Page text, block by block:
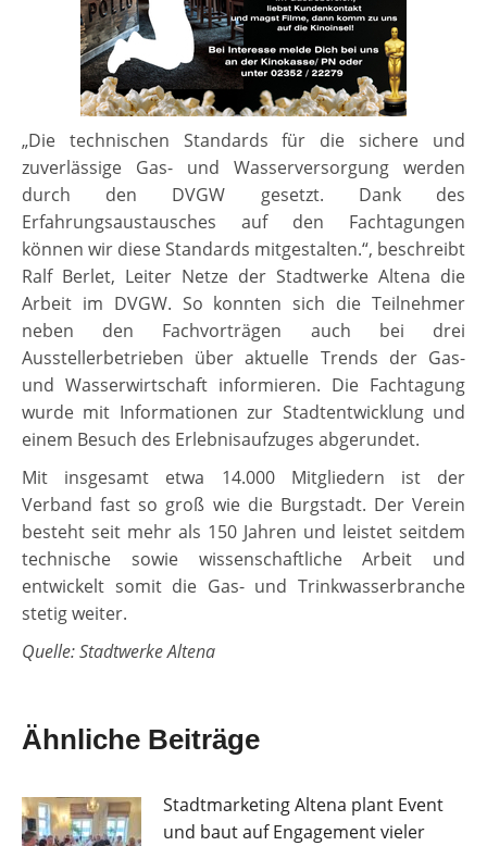
„Die technischen Standards für die sichere und
zuverlässige Gas- und Wasserversorgung werden
durch den DVGW gesetzt. Dank des
Erfahrungsaustausches auf den Fachtagungen
können wir diese Standards mitgestalten.“, beschreibt
Ralf Berlet, Leiter Netze der Stadtwerke Altena die
Arbeit im DVGW. So konnten sich die Teilnehmer
neben den Fachvorträgen auch bei drei
Ausstellerbetrieben über aktuelle Trends der Gas-
und Wasserwirtschaft informieren. Die Fachtagung
wurde mit Informationen zur Stadtentwicklung und
einem Besuch des Erlebnisaufzuges abgerundet.
Mit insgesamt etwa 14.000 Mitgliedern ist der
Verband fast so groß wie die Burgstadt. Der Verein
besteht seit mehr als 150 Jahren und leistet seitdem
technische sowie wissenschaftliche Arbeit und
entwickelt somit die Gas- und Trinkwasserbranche
stetig weiter.
Quelle: Stadtwerke Altena
Ähnliche Beiträge
Stadtmarketing Altena plant Event
und baut auf Engagement vieler